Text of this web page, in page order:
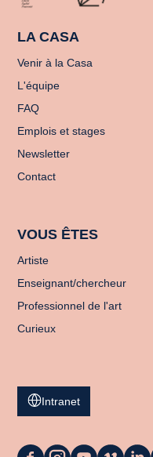
LA CASA
Venir à la Casa
L'équipe
FAQ
Emplois et stages
Newsletter
Contact
VOUS ÊTES
Artiste
Enseignant/chercheur
Professionnel de l'art
Curieux
Intranet